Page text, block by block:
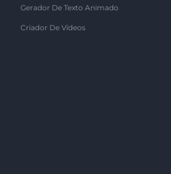
Gerador De Texto Animado
Criador De Vídeos